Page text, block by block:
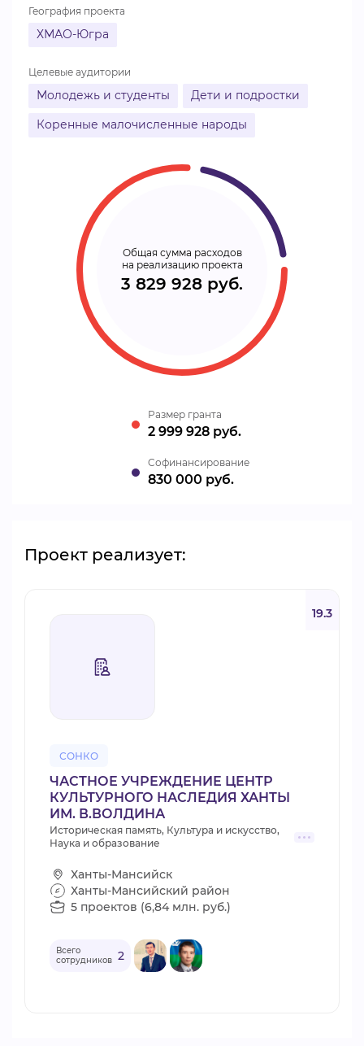
География проекта
ХМАО-Югра
Целевые аудитории
Молодежь и студенты
Дети и подростки
Коренные малочисленные народы
Общая сумма расходов
на реализацию проекта
3 829 928 руб.
Размер гранта
2 999 928 руб.
Cофинансирование
830 000 руб.
Проект реализует:
СОНКО
19.3
ЧАСТНОЕ УЧРЕЖДЕНИЕ ЦЕНТР
КУЛЬТУРНОГО НАСЛЕДИЯ ХАНТЫ
ИМ. В.ВОЛДИНА
Историческая память, Культура и искусство,
Наука и образование
Ханты-Мансийск
Ханты-Мансийский район
5 проектов (6,84 млн. руб.)
Всего
сотрудников 2